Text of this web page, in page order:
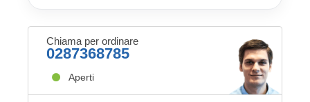
Chiama per ordinare
0287368785
Aperti